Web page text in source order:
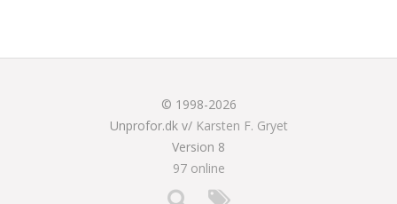
© 1998-2026
Unprofor.dk v/ Karsten F. Gryet
Version 8
97 online